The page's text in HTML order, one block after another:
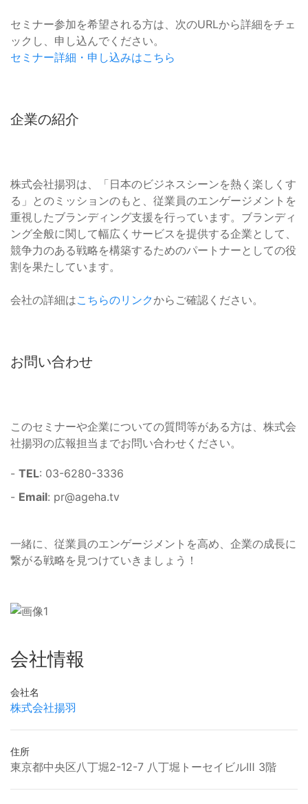
セミナー参加を希望される方は、次のURLから詳細をチェ
ックし、申し込んでください。
セミナー詳細・申し込みはこちら
企業の紹介
株式会社揚羽は、「日本のビジネスシーンを熱く楽しくす
る」とのミッションのもと、従業員のエンゲージメントを
重視したブランディング支援を行っています。ブランディ
ング全般に関して幅広くサービスを提供する企業として、
競争力のある戦略を構築するためのパートナーとしての役
割を果たしています。
会社の詳細はこちらのリンクからご確認ください。
お問い合わせ
このセミナーや企業についての質問等がある方は、株式会
社揚羽の広報担当までお問い合わせください。
- TEL: 03-6280-3336
- Email: pr@ageha.tv
一緒に、従業員のエンゲージメントを高め、企業の成長に
繋がる戦略を見つけていきましょう！
会社情報
会社名
株式会社揚羽
住所
東京都中央区八丁堀2-12-7 八丁堀トーセイビルⅢ 3階